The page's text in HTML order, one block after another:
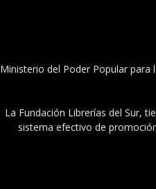
Ministerio del Poder Popular
La Fundación Librerías del Sur,
sistema efectivo de